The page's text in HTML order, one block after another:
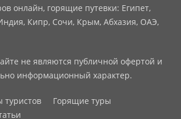
онлайн, горящие путевки: Египет,
Кипр, Сочи, Крым, Абхазия, ОАЭ,
не являются публичной офертой и
информационный характер.
туристов
Горящие туры